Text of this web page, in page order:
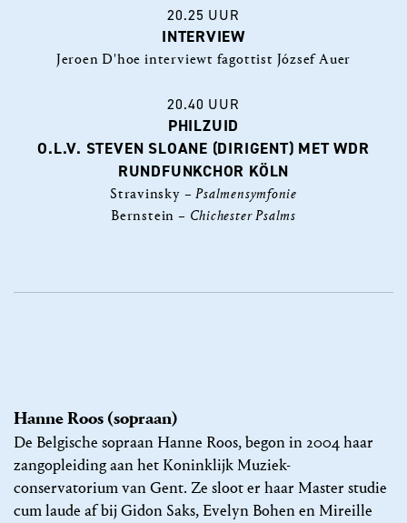
20.25 UUR
INTERVIEW
Jeroen D'hoe interviewt fagottist József Auer
20.40 UUR
PHILZUID
O.L.V. STEVEN SLOANE (DIRIGENT) MET WDR
RUNDFUNKCHOR KÖLN
Stravinsky –Psalmensymfonie
Bernstein – Chichester Psalms
Hanne Roos (sopraan)
De Belgische sopraan Hanne Roos, begon in 2004 haar
zangopleiding aan het Koninklijk Muziek-
conservatorium van Gent. Ze sloot er haar Master studie
cum laude af bij Gidon Saks, Evelyn Bohen en Mireille